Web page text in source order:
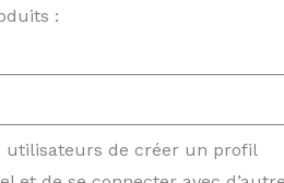
:
utilisateurs de créer un profil